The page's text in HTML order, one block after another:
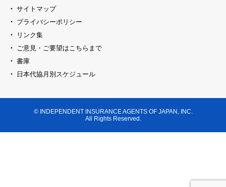
サイトマップ
プライバシーポリシー
リンク集
ご意見・ご要望はこちらまで
書庫
日本代協月別スケジュール
© INDEPENDENT INSURANCE AGENTS OF JAPAN, INC.
All Rights Reserved.